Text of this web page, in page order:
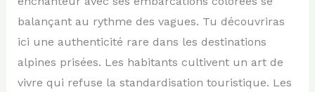
balançant au rythme des vagues. Tu découvriras
ici une authenticité rare dans les destinations
alpines prisées. Les habitants cultivent un art de
vivre qui refuse la standardisation touristique. Les